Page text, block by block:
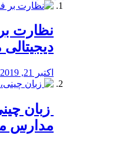
نظارت
اکتبر 21, 2019
زبان
مدارس